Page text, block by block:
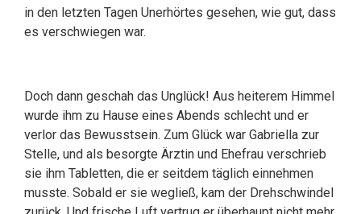
in den letzten Tagen Unerhörtes gesehen, wie gut, dass
es verschwiegen war.
Doch dann geschah das Unglück! Aus heiterem Himmel
wurde ihm zu Hause eines Abends schlecht und er
verlor das Bewusstsein. Zum Glück war Gabriella zur
Stelle, und als besorgte Ärztin und Ehefrau verschrieb
sie ihm Tabletten, die er seitdem täglich einnehmen
musste. Sobald er sie wegließ, kam der Drehschwindel